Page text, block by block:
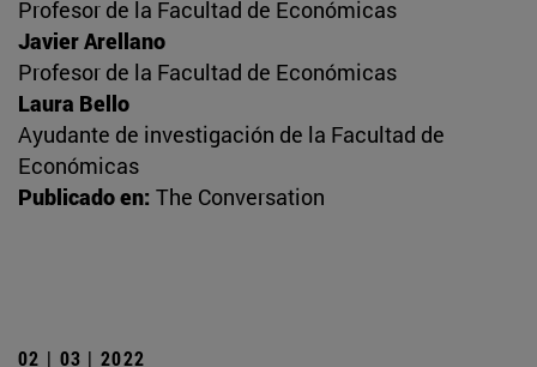
Profesor de la Facultad de Económicas
Javier Arellano
Profesor de la Facultad de Económicas
Laura Bello
Ayudante de investigación de la Facultad de
Económicas
Publicado en: The Conversation
02 | 03 | 2022